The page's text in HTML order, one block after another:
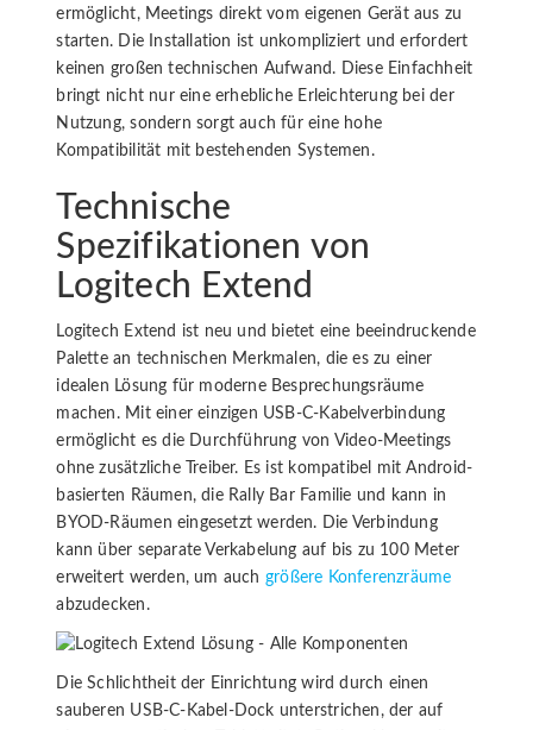
ermöglicht, Meetings direkt vom eigenen Gerät aus zu
starten. Die Installation ist unkompliziert und erfordert
keinen großen technischen Aufwand. Diese Einfachheit
bringt nicht nur eine erhebliche Erleichterung bei der
Nutzung, sondern sorgt auch für eine hohe
Kompatibilität mit bestehenden Systemen.
Technische
Spezifikationen von
Logitech Extend
Logitech Extend ist neu und bietet eine beeindruckende
Palette an technischen Merkmalen, die es zu einer
idealen Lösung für moderne Besprechungsräume
machen. Mit einer einzigen USB-C-Kabelverbindung
ermöglicht es die Durchführung von Video-Meetings
ohne zusätzliche Treiber. Es ist kompatibel mit Android-
basierten Räumen, die Rally Bar Familie und kann in
BYOD-Räumen eingesetzt werden. Die Verbindung
kann über separate Verkabelung auf bis zu 100 Meter
erweitert werden, um auch größere Konferenzräume
abzudecken.
Die Schlichtheit der Einrichtung wird durch einen
sauberen USB-C-Kabel-Dock unterstrichen, der auf